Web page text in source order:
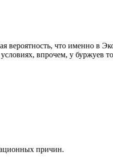
что именно в
впрочем, у буржуев
причин.